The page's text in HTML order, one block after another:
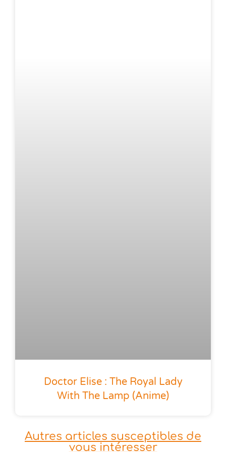
Doctor Elise : The Royal Lady
With The Lamp (anime)
Autres articles susceptibles de
vous intéresser